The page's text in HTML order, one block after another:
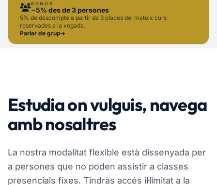
BONUS
−5% des de 3 persones
5% de descompte a partir de 3 places del mateix curs
reservades a la vegada.
Parlar de grup
Estudia on vulguis, navega
amb nosaltres
La nostra modalitat flexible està dissenyada per
a persones que no poden assistir a classes
presencials fixes. Tindràs accés il·limitat a la